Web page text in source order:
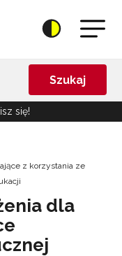
Szukaj
się!
z korzystania ze
dla